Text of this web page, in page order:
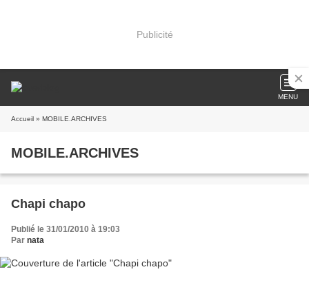
Publicité
MENU
Accueil » MOBILE.ARCHIVES
MOBILE.ARCHIVES
Chapi chapo
Publié le 31/01/2010 à 19:03
Par nata